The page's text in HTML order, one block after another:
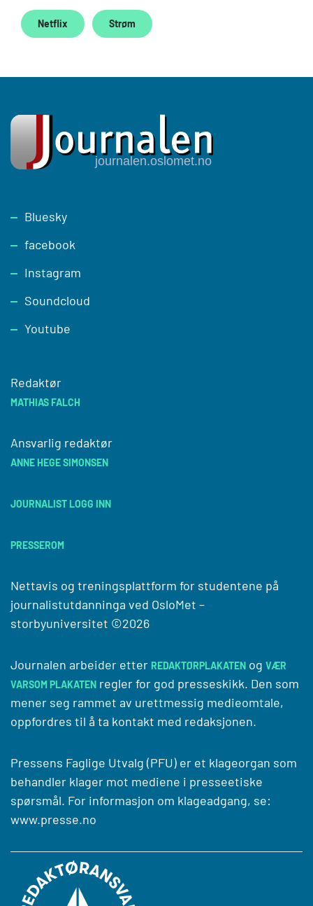
Netflix Strøm
Footer
Bluesky
facebook
Instagram
Soundcloud
Youtube
Redaktør
MATHIAS FALCH
Ansvarlig redaktør
ANNE HEGE SIMONSEN
JOURNALIST LOGG INN
PRESSEROM
Nettavis og treningsplattform for studentene på
journalistutdanninga ved OsloMet –
storbyuniversitet ©2026
Journalen arbeider etter REDAKTØRPLAKATEN og VÆR
VARSOM PLAKATEN regler for god presseskikk. Den som
mener seg rammet av urettmessig medieomtale,
oppfordres til å ta kontakt med redaksjonen.
Pressens Faglige Utvalg (PFU) er et klageorgan som
behandler klager mot mediene i presseetiske
spørsmål. For informasjon om klageadgang, se:
www.presse.no